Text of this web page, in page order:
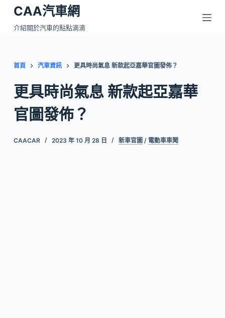
跳
至
內
CAA汽車網
介紹關於汽車的點點滴滴
首頁 汽車資訊 更具時尚氣息 新款起亞嘉華官圖發佈？
更具時尚氣息 新款起亞嘉華
官圖發佈？
CAACAR 2023 年 10 月 28 日 新車官圖 / 電動車車聞